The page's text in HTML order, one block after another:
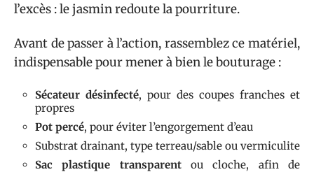
l’excès : le jasmin redoute la pourriture.
Avant de passer à l’action, rassemblez ce matériel,
indispensable pour mener à bien le bouturage :
Sécateur désinfecté, pour des coupes franches et
propres
Pot percé, pour éviter l’engorgement d’eau
Substrat drainant, type terreau/sable ou vermiculite
Sac plastique transparentou cloche, afin de